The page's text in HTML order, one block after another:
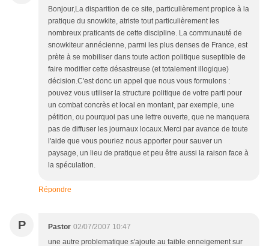
Bonjour,La disparition de ce site, particulièrement propice à la
pratique du snowkite, atriste tout particulièrement les
nombreux praticants de cette discipline. La communauté de
snowkiteur annécienne, parmi les plus denses de France, est
prète à se mobiliser dans toute action politique suseptible de
faire modifier cette désastreuse (et totalement illogique)
décision.C'est donc un appel que nous vous formulons :
pouvez vous utiliser la structure politique de votre parti pour
un combat concrès et local en montant, par exemple, une
pétition, ou pourquoi pas une lettre ouverte, que ne manquera
pas de diffuser les journaux locaux.Merci par avance de toute
l'aide que vous pouriez nous apporter pour sauver un
paysage, un lieu de pratique et peu être aussi la raison face à
la spéculation.
Répondre
P Pastor 02/07/2007 10:47
une autre problematique s'ajoute au faible enneigement sur